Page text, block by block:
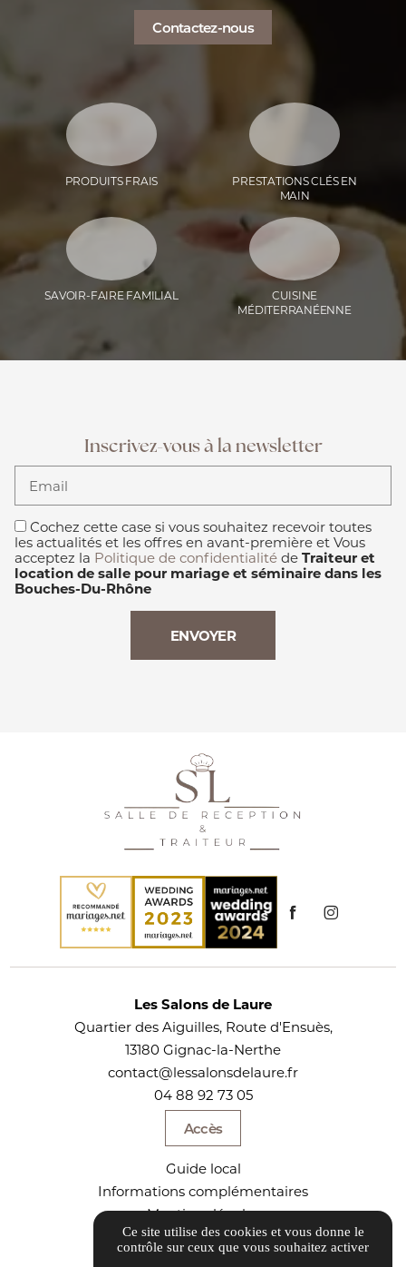
Contactez-nous
PRODUITS FRAIS
PRESTATIONS CLÉS EN
MAIN
SAVOIR-FAIRE FAMILIAL
CUISINE
MÉDITERRANÉENNE
Inscrivez-vous à la newsletter
Email
Cochez cette case si vous souhaitez recevoir toutes
les actualités et les offres en avant-première et Vous
acceptez la Politique de confidentialité de Traiteur et
location de salle pour mariage et séminaire dans les
Bouches-Du-Rhône
Les Salons de Laure
Quartier des Aiguilles, Route d'Ensuès,
13180 Gignac-la-Nerthe
contact@lessalonsdelaure.fr
04 88 92 73 05
Accès
Guide local
Informations complémentaires
Mentions légales
Politique de confidentialité
Gestion des cookies
Ce site utilise des cookies et vous donne le
contrôle sur ceux que vous souhaitez activer